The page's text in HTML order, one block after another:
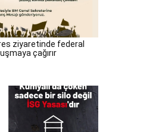
ziyaretinde federal
çağırır